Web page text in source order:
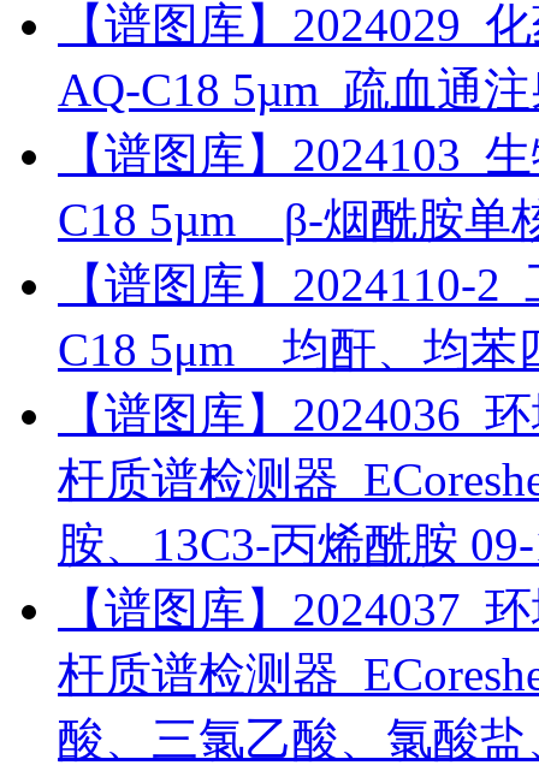
【谱图库】2024029_
AQ-C18 5µm_疏血通
【谱图库】2024103_
C18 5µm__β-烟酰胺单
【谱图库】2024110-
C18 5μm__均酐、均
【谱图库】2024036_
杆质谱检测器
胺、13C3-丙烯酰胺
【谱图库】2024037_
杆质谱检测器
酸、三氯乙酸、氯酸